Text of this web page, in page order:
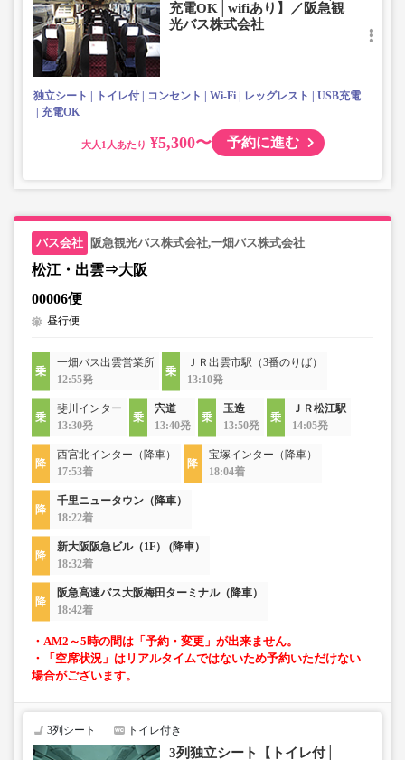
充電OK│wifiあり】／阪急観
光バス株式会社
独立シート トイレ付 コンセント Wi-Fi レッグレスト
USB充電
充電OK
大人 ¥5,300〜 予約に進む
阪急観光バス株式会社,一畑バス株式会社
松江・出雲⇒大阪
00006便
昼行便
一畑バス出雲営業所
12:55発
ＪＲ出雲市駅（3番のりば）
13:10発
斐川インター
13:30発
宍道
13:40発
玉造
13:50発
ＪＲ松江駅
14:05発
西宮北インター（降車）
17:53着
宝塚インター（降車）
18:04着
千里ニュータウン（降車）
18:22着
新大阪阪急ビル（1F） (降車）
18:32着
阪急高速バス大阪梅田ターミナル（降車）
18:42着
・AM2～5時の間は「予約・変更」が出来ません。
・「空席状況」はリアルタイムではないため予約いただけない
場合がございます。
3列シート トイレ付き
3列独立シート【トイレ付│